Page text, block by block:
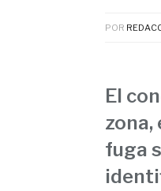
POR
El
zona,
fuga